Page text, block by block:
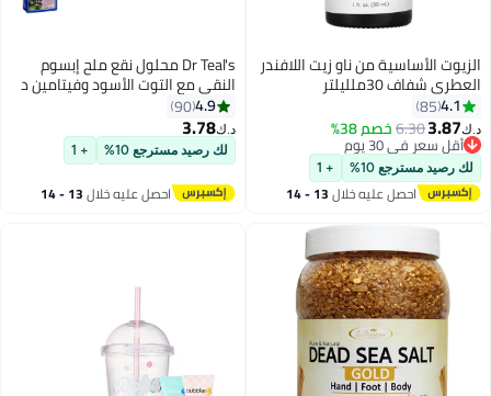
الزيوت الأساسية من ناو زيت اللافندر
العطري شفاف 30ملليلتر
4.1
85
د.ك‏3.87
6.30خصم 38%
أقل سعر في 30 يوم
أقل سعر في 30 يوم
لك رصيد مسترجع 10% + 1
احصل عليه خلال 13 - 14
Dr Teal's محلول نقع ملح إبسوم
النقي مع التوت الأسود وفيتامين د
والزيوت الأساسية 1036 جرام
4.9
90
د.ك‏3.78
لك رصيد مسترجع 10% + 1
احصل عليه خلال 13 - 14